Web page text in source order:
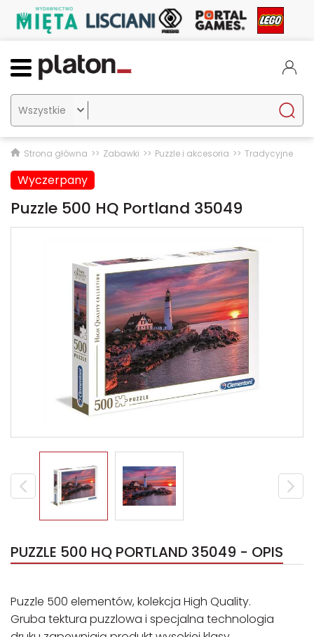

Strona główna Zabawki Puzzle i akcesoria Tradycyjne
Wyczerpany
Puzzle 500 HQ Portland 35049
PUZZLE 500 HQ PORTLAND 35049 - OPIS
Puzzle 500 elementów, kolekcja High Quality.
Gruba tektura puzzlowa i specjalna technologia